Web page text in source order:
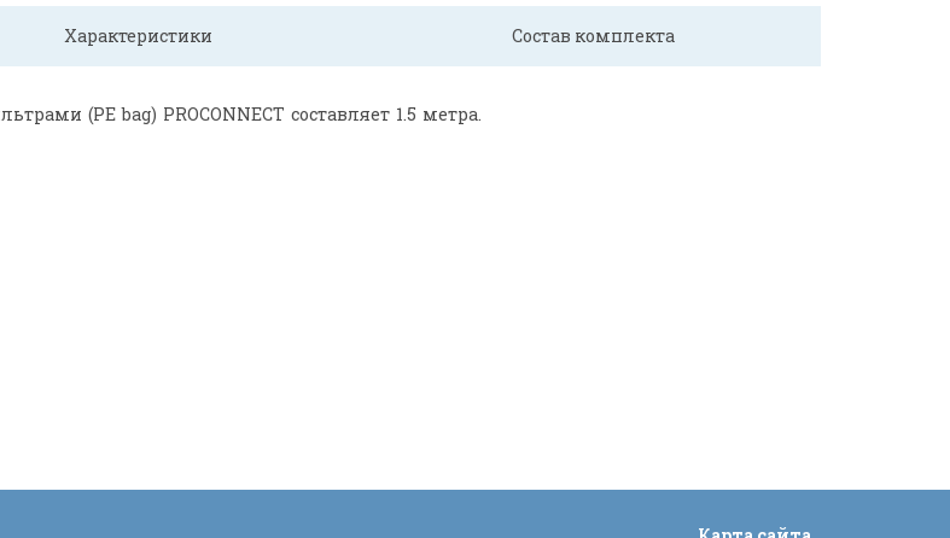
Характеристики Состав комплекта
(PE bag) PROCONNECT составляет 1.5 метра.